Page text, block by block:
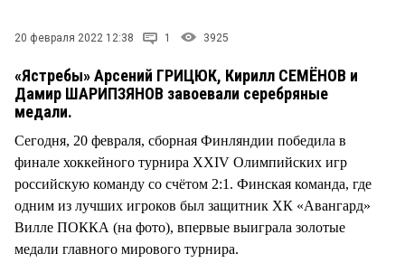
20 февраля 2022 12:38 1 3925
«Ястребы» Арсений ГРИЦЮК, Кирилл СЕМЁНОВ и
Дамир ШАРИПЗЯНОВ завоевали серебряные
медали.
Сегодня, 20 февраля, сборная Финляндии победила в
финале хоккейного турнира XXIV Олимпийских игр
российскую команду со счётом 2:1. Финская команда, где
одним из лучших игроков был защитник ХК «Авангард»
Вилле ПОККА (на фото), впервые выиграла золотые
медали главного мирового турнира.